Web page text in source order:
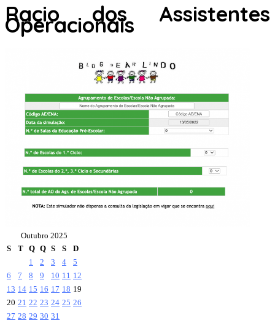
Racio dos Assistentes
Operacionais
Outubro 2025
S
T Q Q S S
D
1
2 3 4
5
6
7 8 9 10 11 12
13 14 15 16 17 18 19
20 21 22 23 24 25 26
27 28 29 30 31